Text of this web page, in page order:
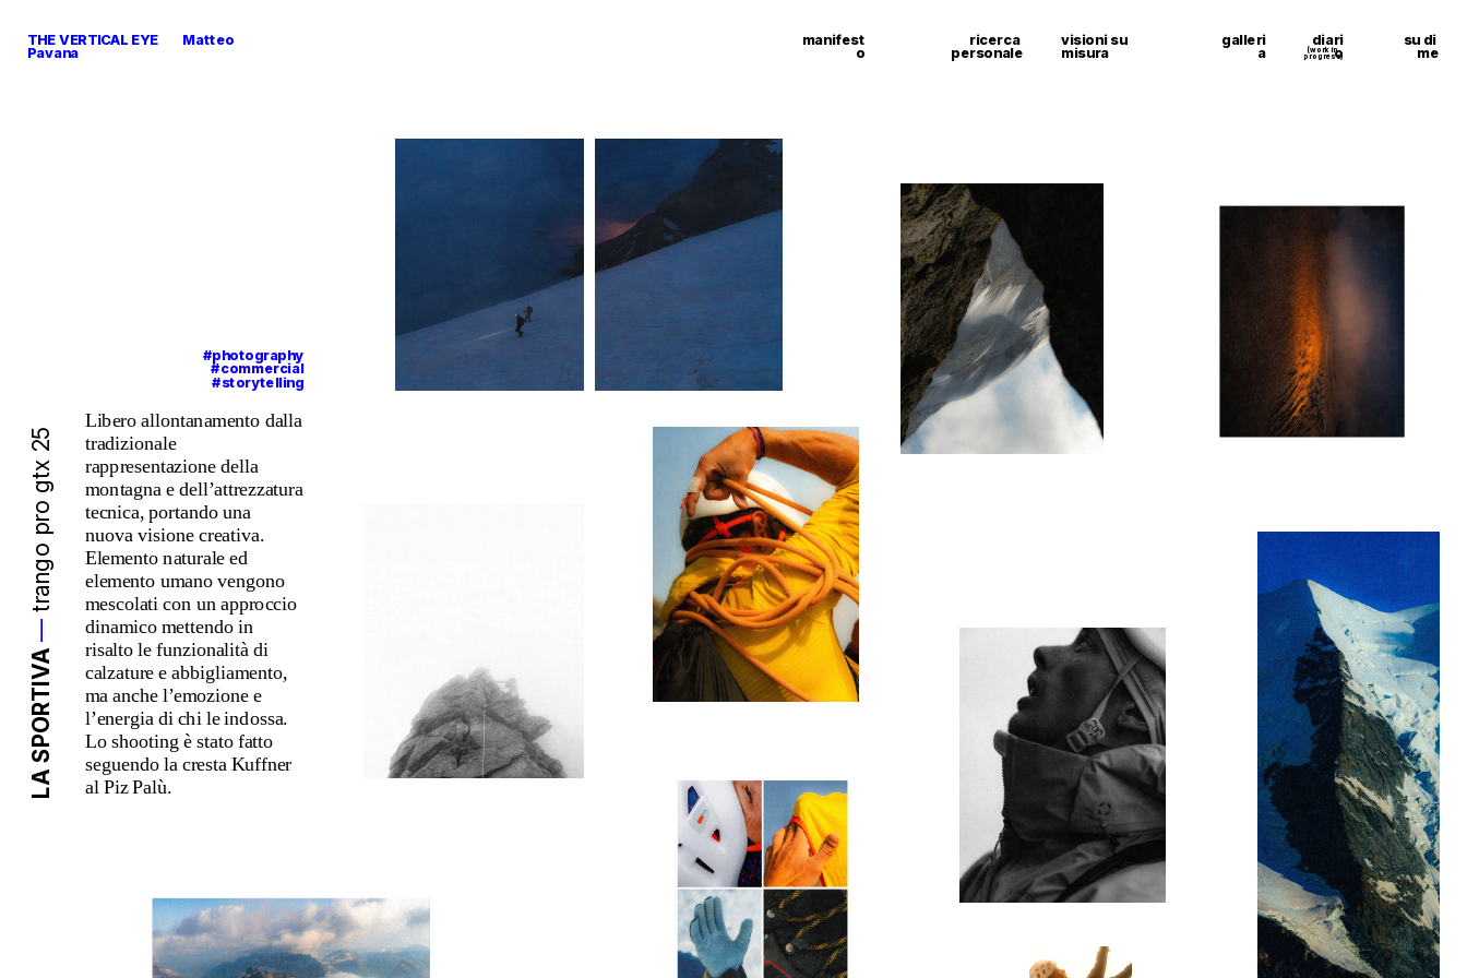
THE VERTICAL EYE        Matteo
Pavana
(work in
progress)
visioni su
misura
galleri
a
diari
o
su di
me
ricerca
personale
manifest
o
#photography
#commercial
#storytelling
Libero allontanamento dalla
tradizionale
rappresentazione della
montagna e dell’attrezzatura
tecnica, portando una
nuova visione creativa.
Elemento naturale ed
elemento umano vengono
mescolati con un approccio
dinamico mettendo in
risalto le funzionalità di
calzature e abbigliamento,
ma anche l’emozione e
l’energia di chi le indossa.
Lo shooting è stato fatto
seguendo la cresta Kuffner
al Piz Palù.
LA SPORTIVA
trango pro gtx 25